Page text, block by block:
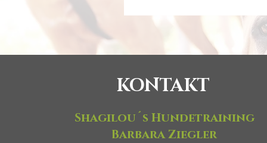
KONTAKT
Shagilou´s Hundetraining
Barbara Ziegler